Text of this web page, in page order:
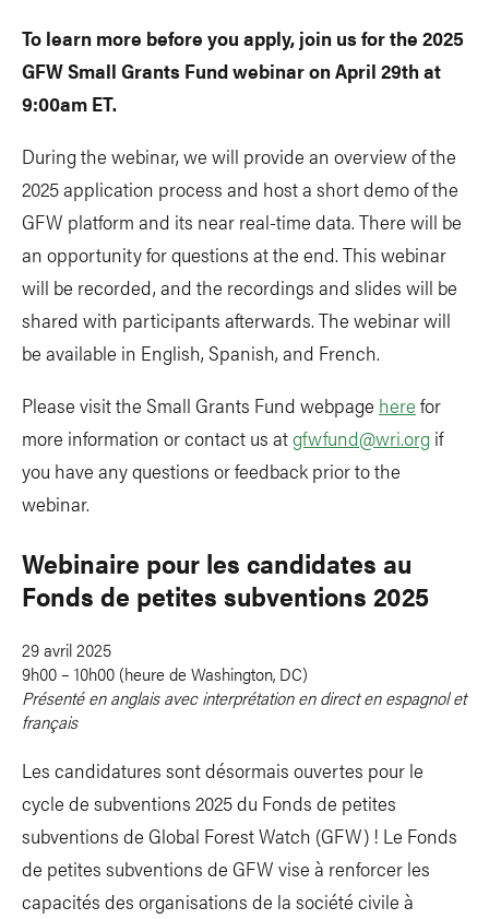
To learn more before you apply, join us for the 2025
GFW Small Grants Fund webinar on April 29th at
9:00am ET.
During the webinar, we will provide an overview of the
2025 application process and host a short demo of the
GFW platform and its near real-time data. There will be
an opportunity for questions at the end. This webinar
will be recorded, and the recordings and slides will be
shared with participants afterwards. The webinar will
be available in English, Spanish, and French.
Please visit the Small Grants Fund webpage here for
more information or contact us atgfwfund@wri.org if
you have any questions or feedback prior to the
webinar.
Webinaire pour les candidates au
Fonds de petites subventions 2025
29 avril 2025
9h00 – 10h00 (heure de Washington, DC)
Présenté en anglais avec interprétation en direct en espagnol et
français
Les candidatures sont désormais ouvertes pour le
cycle de subventions 2025 du Fonds de petites
subventions de Global Forest Watch (GFW) ! Le Fonds
de petites subventions de GFW vise à renforcer les
capacités des organisations de la société civile à